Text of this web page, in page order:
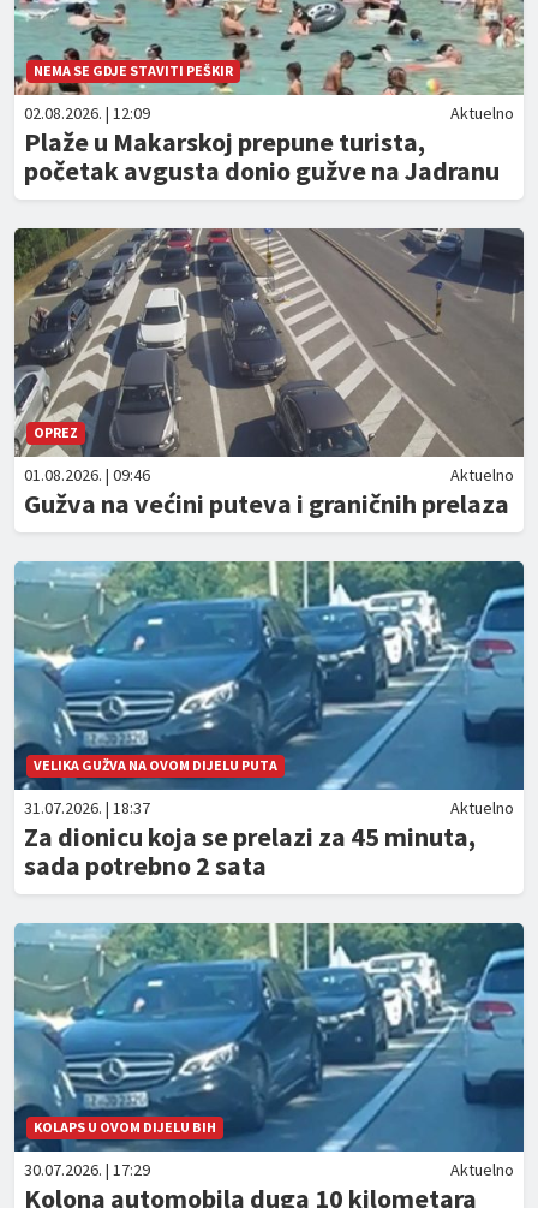
NEMA SE GDJE STAVITI PEŠKIR
02.08.2026. | 12:09 Aktuelno
Plaže u Makarskoj prepune turista,
početak avgusta donio gužve na Jadranu
OPREZ
01.08.2026. | 09:46 Aktuelno
Gužva na većini puteva i graničnih prelaza
VELIKA GUŽVA NA OVOM DIJELU PUTA
31.07.2026. | 18:37 Aktuelno
Za dionicu koja se prelazi za 45 minuta,
sada potrebno 2 sata
KOLAPS U OVOM DIJELU BIH
30.07.2026. | 17:29 Aktuelno
Kolona automobila duga 10 kilometara